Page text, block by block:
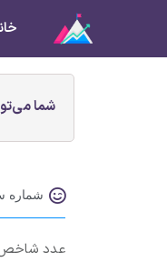
شما
شماره سوال:
عدد شاخص کل در